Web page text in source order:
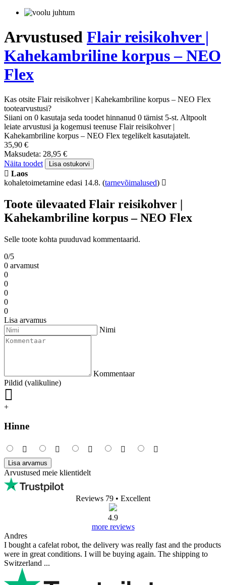
Arvustused Flair reisikohver |
Kahekambriline korpus – NEO
Flex
Kas otsite Flair reisikohver | Kahekambriline korpus – NEO Flex
tootearvustusi?
Siiani on 0 kasutaja seda toodet hinnanud 0 tärnist 5-st. Altpoolt
leiate arvustusi ja kogemusi teenuse Flair reisikohver |
Kahekambriline korpus – NEO Flex tegelikelt kasutajatelt.
35,90 €
Maksudeta: 28,95 €
Näita toodet
Lisa ostukorvi
Laos
kohaletoimetamine edasi 14.8. (tarnevõimalused)
Toote ülevaated Flair reisikohver |
Kahekambriline korpus – NEO Flex
Selle toote kohta puuduvad kommentaarid.
0/5
0 arvamust
0
0
0
0
0
Lisa arvamus
Nimi
Kommentaar
Pildid (valikuline)
+
Hinne
Lisa arvamus
Arvustused meie klientidelt
Reviews 79 • Excellent
4.9
more reviews
Andres
I bought a cafelat robot, the delivery was really fast and the products
were in great conditions. I will be buying again. The shipping to
Switzerland ...